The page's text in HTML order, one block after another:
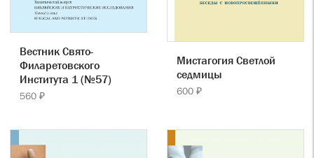
Вестник Свято-
Филаретовского
Института 1 (№57)
560 ₽
Мистагогия Светлой
седмицы
600 ₽